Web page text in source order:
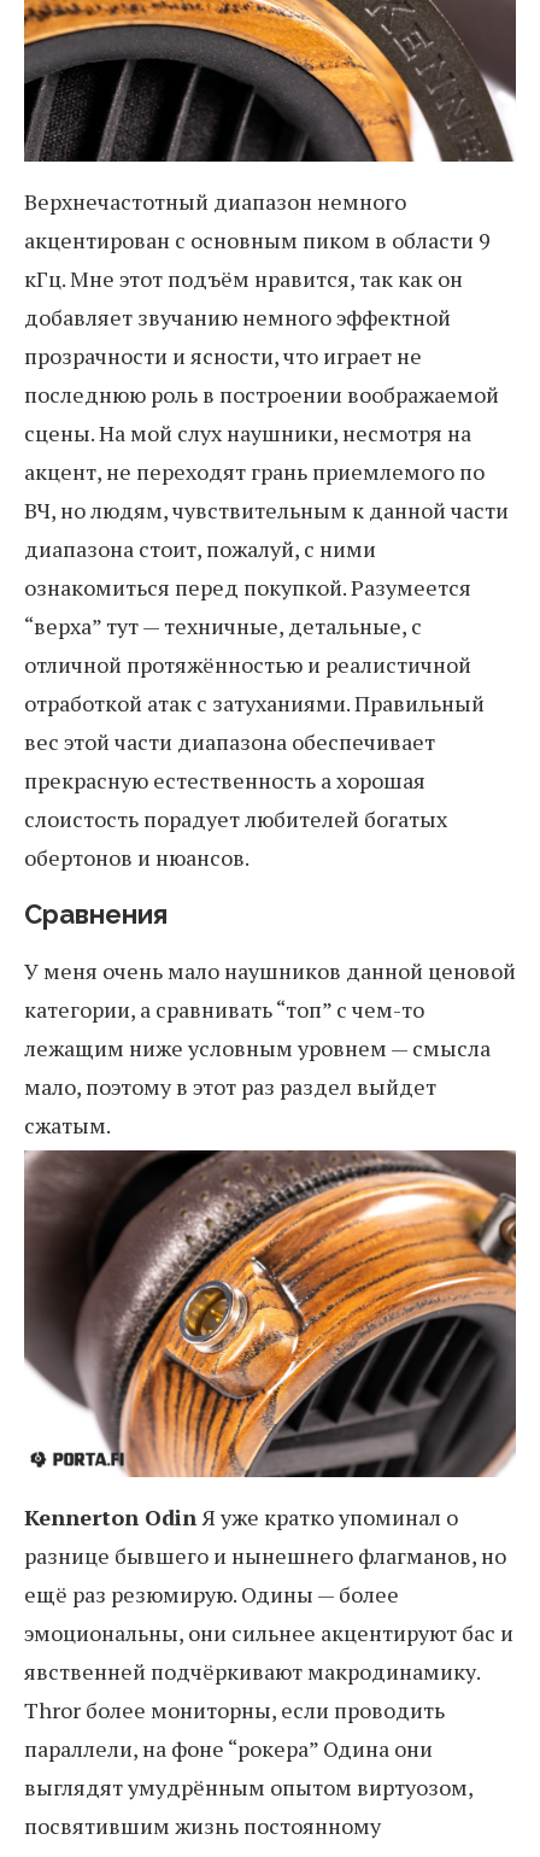
Верхнечастотный диапазон немного
акцентирован с основным пиком в области 9
кГц. Мне этот подъём нравится, так как он
добавляет звучанию немного эффектной
прозрачности и ясности, что играет не
последнюю роль в построении воображаемой
сцены. На мой слух наушники, несмотря на
акцент, не переходят грань приемлемого по
ВЧ, но людям, чувствительным к данной части
диапазона стоит, пожалуй, с ними
ознакомиться перед покупкой. Разумеется
“верха” тут — техничные, детальные, с
отличной протяжённостью и реалистичной
отработкой атак с затуханиями. Правильный
вес этой части диапазона обеспечивает
прекрасную естественность а хорошая
слоистость порадует любителей богатых
обертонов и нюансов.
Сравнения
У меня очень мало наушников данной ценовой
категории, а сравнивать “топ” с чем-то
лежащим ниже условным уровнем — смысла
мало, поэтому в этот раз раздел выйдет
сжатым.
Kennerton OdinЯ уже кратко упоминал о
разнице бывшего и нынешнего флагманов, но
ещё раз резюмирую. Одины — более
эмоциональны, они сильнее акцентируют бас и
явственней подчёркивают макродинамику.
Thror более мониторны, если проводить
параллели, на фоне “рокера” Одина они
выглядят умудрённым опытом виртуозом,
посвятившим жизнь постоянному